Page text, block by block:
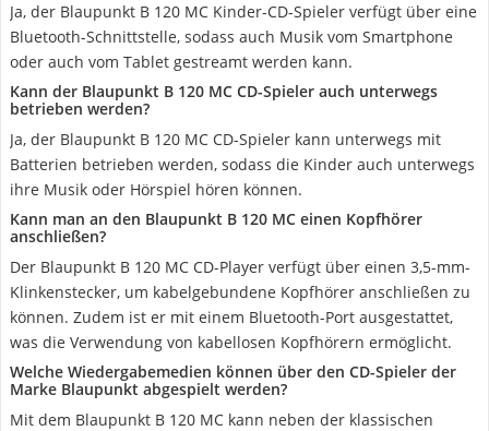
Ja, der Blaupunkt B 120 MC Kinder-CD-Spieler verfügt über eine
Bluetooth-Schnittstelle, sodass auch Musik vom Smartphone
oder auch vom Tablet gestreamt werden kann.
Kann der Blaupunkt B 120 MC CD-Spieler auch unterwegs
betrieben werden?
Ja, der Blaupunkt B 120 MC CD-Spieler kann unterwegs mit
Batterien betrieben werden, sodass die Kinder auch unterwegs
ihre Musik oder Hörspiel hören können.
Kann man an den Blaupunkt B 120 MC einen Kopfhörer
anschließen?
Der Blaupunkt B 120 MC CD-Player verfügt über einen 3,5-mm-
Klinkenstecker, um kabelgebundene Kopfhörer anschließen zu
können. Zudem ist er mit einem Bluetooth-Port ausgestattet,
was die Verwendung von kabellosen Kopfhörern ermöglicht.
Welche Wiedergabemedien können über den CD-Spieler der
Marke Blaupunkt abgespielt werden?
Mit dem Blaupunkt B 120 MC kann neben der klassischen